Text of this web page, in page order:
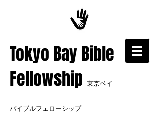
​Tokyo Bay Bible
Fellowship 東京ベイ
バイブルフェローシップ